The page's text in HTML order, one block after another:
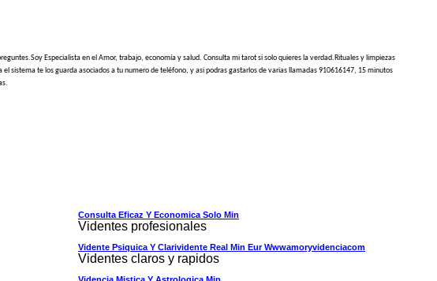
Especialista en el Amor, trabajo, economía y salud. Consulta mi tarot si solo quieres la verdad.Rituales y limpiezas
sistema te los guarda asociados a tu numero de teléfono, y asi podras gastarlos de varias llamadas 910616147, 15 minutos
Consulta Eficaz Y Economica Solo Min
Videntes profesionales
Vidente Psiquica Y Clarividente Real Min Eur Wwwamoryvidenciacom
Videntes claros y rapidos